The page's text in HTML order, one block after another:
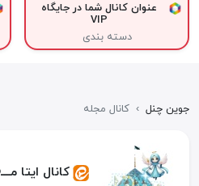
عنوان کانال شما در جایگاه
VIP
دسته بندی
جوین چنل › کانال مجله
کانال ایتا مــــღـــدیـار🇮🇷"